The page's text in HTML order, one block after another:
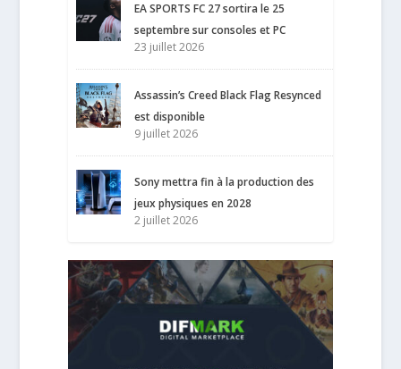
EA SPORTS FC 27 sortira le 25
septembre sur consoles et PC
23 juillet 2026
Assassin’s Creed Black Flag Resynced
est disponible
9 juillet 2026
Sony mettra fin à la production des
jeux physiques en 2028
2 juillet 2026